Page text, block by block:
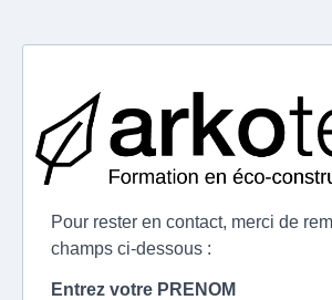
Pour rester en contact, merci de
champs ci-dessous :
Entrez votre PRENOM